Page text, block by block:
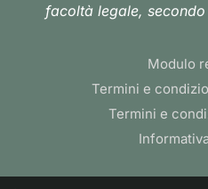
facoltà legale,
Modulo
Termini e
Termini e